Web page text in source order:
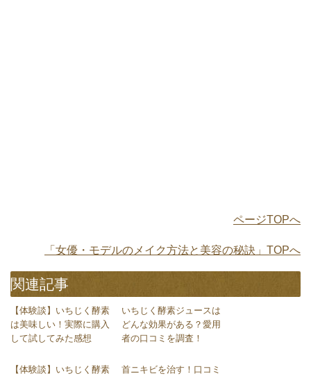
ページTOPへ
「女優・モデルのメイク方法と美容の秘訣」TOPへ
関連記事
【体験談】いちじく酵素
は美味しい！実際に購入
して試してみた感想
いちじく酵素ジュースは
どんな効果がある？愛用
者の口コミを調査！
【体験談】いちじく酵素
首ニキビを治す！口コミ